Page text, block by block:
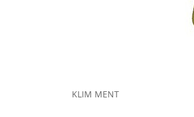
KLIM MENT